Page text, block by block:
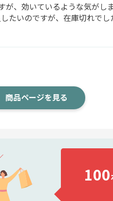
、効いているような気がし
たいのですが、在庫切れでし
商品ページを見る
100